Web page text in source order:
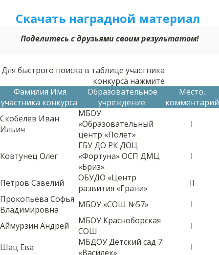
Скачать наградной материал
Поделитесь с друзьями своим результатом!
Для быстрого поиска в таблице участника
конкурса нажмите
Фамилия Имя
участника конкурса
Образовательное
учреждение
Место,
комментарий
Скобелев Иван
Ильич
МБОУ
«Образовательный
центр «Полёт»
I
Ковтунец Олег
ГБУ ДО РК ДОЦ
«Фортуна» ОСП ДМЦ
«Бриз»
I
Петров Савелий
ОБУДО «Центр
развития «Грани»
II
Прокопьева Софья
Владимировна
МБОУ «СОШ №57»
I
Аймурзин Андрей
МБОУ Красноборская
СОШ
I
Шац Ева
МБДОУ Детский сад 7
«Василёк»
I